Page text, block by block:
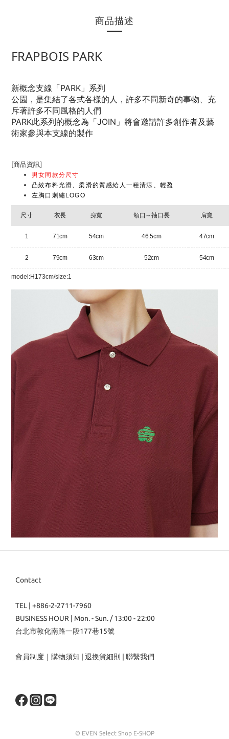
商品描述
FRAPBOIS PARK
新概念支線 「PARK」系列
公園，是集結了各式各樣的人， 許多不同新奇的事物、充
斥著許多不同風格的人們
PARK此系列的概念為「JOIN」 將會邀請許多創作者及藝
術家參與本支線的製作
[商品資訊]
男女同款分尺寸
凸紋布料光滑、柔滑的質感給人一種清涼、輕盈
左胸口刺繡LOGO
尺寸 衣長 身寬 領口～袖口長 肩寬
1 71cm 54cm 46.5cm 47cm
2 79cm 63cm 52cm 54cm
model:H173cm/size:1
Contact
TEL | +886-2-2711-7960
BUSINESS HOUR | Mon. - Sun. / 13:00 - 22:00
台北市敦化南路一段177巷15號
會員制度 ｜ 購物須知 退換貨細則 聯繫我們
© EVEN Select Shop E-SHOP